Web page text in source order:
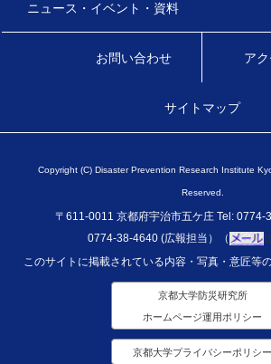
ニュース・イベント・資料
お問い合わせ ア
サイトマップ
Copyright (C) Disaster Prevention Research Institute
Reserved.
〒611-0011 京都府宇治市五ケ庄 Tel: 0774-
0774-38-4640 (広報担当）（
このサイトに掲載されている内容・写真・意匠等
京都大学防災研究所
ホームページ運用ポリシー
京都大学プライバシーポリシー